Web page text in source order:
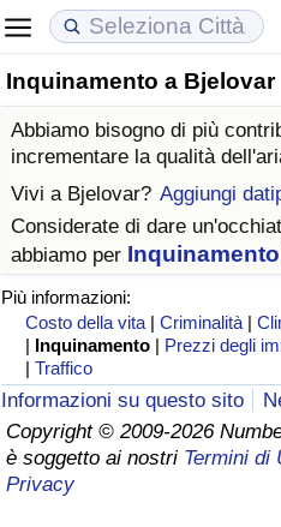
Inquinamento a Bjelovar
Abbiamo bisogno di più
incrementare la qualità
Vivi a Bjelovar? Aggiungi
Considerate di dare
abbiamo per
Più informazioni:
Costo della vita |Criminalità |
| Inquinamento | Prezzi degli
|Traffico
Informazioni su questo sito
Copyright © 2009-2026
è soggetto ai nostri Termini di
Privacy
Costo della vita
Indice Del Costo Della Vita
Indice Del Costo Della Vita
Indice del Costo della Vita
ad Aqaba
Prezzi degli immobili
Indice del Prezzo delle Case
Indice del Prezzo delle Case
Indice del Prezzo delle
Qualità della Vita
Indice della Qualità della
Indice della Qualità della
Indice della qualità della
Criminalità
Indice del Tasso di
Indice della Criminalità